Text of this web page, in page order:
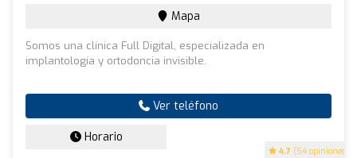
4.7 (54 opiniones)
Mapa
Somos una clínica Full Digital, especializada en
implantología y ortodoncia invisible.
Ver teléfono
Horario